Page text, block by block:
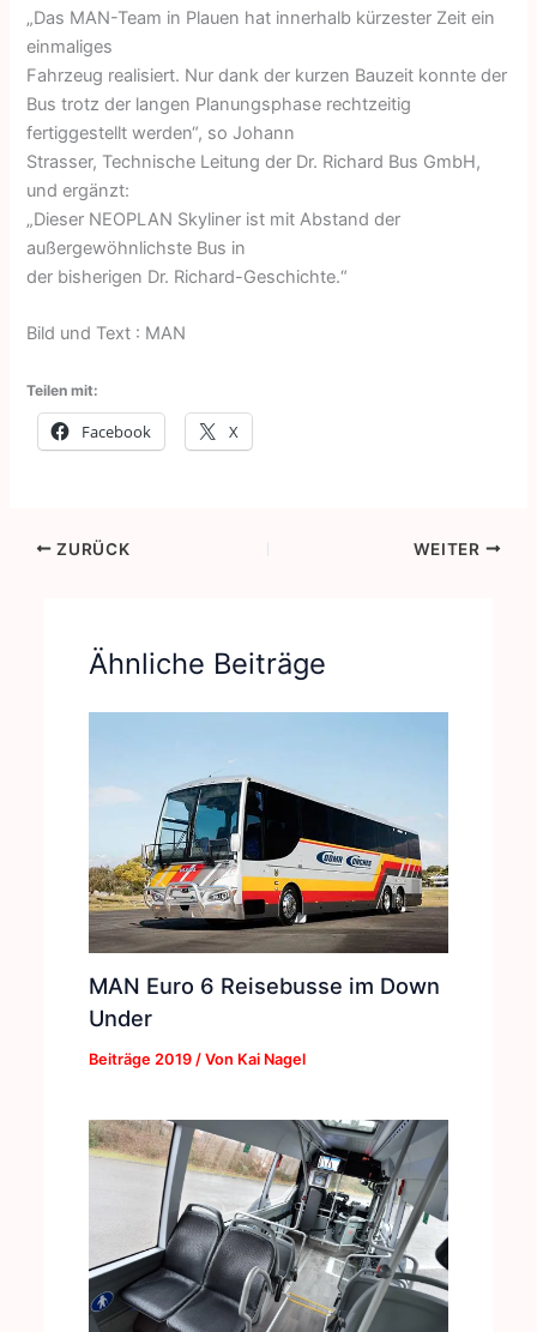
„Das MAN-Team in Plauen hat innerhalb kürzester Zeit ein
einmaliges
Fahrzeug realisiert. Nur dank der kurzen Bauzeit konnte der
Bus trotz der langen Planungsphase rechtzeitig
fertiggestellt werden“, so Johann
Strasser, Technische Leitung der Dr. Richard Bus GmbH,
und ergänzt:
„Dieser NEOPLAN Skyliner ist mit Abstand der
außergewöhnlichste Bus in
der bisherigen Dr. Richard-Geschichte.“
Bild und Text : MAN
Teilen mit:
Facebook X
ZURÜCK WEITER
Ähnliche Beiträge
MAN Euro 6 Reisebusse im Down
Under
Beiträge 2019/ Von Kai Nagel